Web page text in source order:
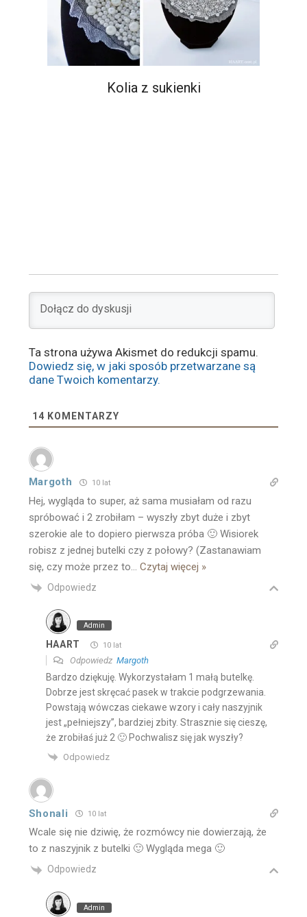
Kolia z sukienki
Ta strona używa Akismet do redukcji spamu.
Dowiedz się, w jaki sposób przetwarzane są
dane Twoich komentarzy.
14 KOMENTARZY
Margoth 10 lat
Hej, wygląda to super, aż sama musiałam od razu
spróbować i 2 zrobiłam – wyszły zbyt duże i zbyt
szerokie ale to dopiero pierwsza próba 🙂 Wisiorek
robisz z jednej butelki czy z połowy? (Zastanawiam
się, czy może przez to
Czytaj więcej »
Odpowiedz
Admin
HAART 10 lat
Odpowiedz Margoth
Bardzo dziękuję. Wykorzystałam 1 małą butelkę.
Dobrze jest skręcać pasek w trakcie podgrzewania.
Powstają wówczas ciekawe wzory i cały naszyjnik
jest „pełniejszy”, bardziej zbity. Strasznie się cieszę,
że zrobiłaś już 2 🙂 Pochwalisz się jak wyszły?
Odpowiedz
Shonali 10 lat
Wcale się nie dziwię, że rozmówcy nie dowierzają, że
to z naszyjnik z butelki 🙂 Wygląda mega 🙂
Odpowiedz
Admin